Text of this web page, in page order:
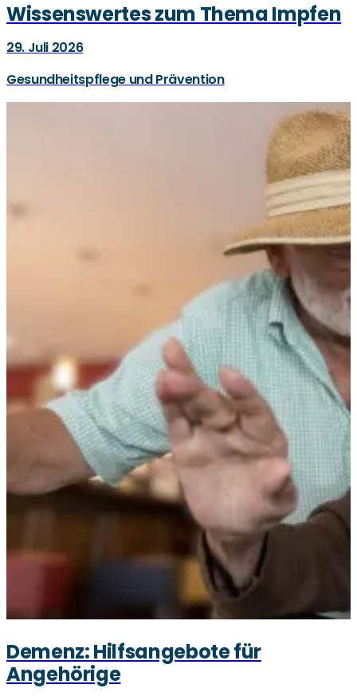
Wissenswertes zum Thema Impfen
29. Juli 2026
Gesundheitspflege und Prävention
Demenz: Hilfsangebote für
Angehörige